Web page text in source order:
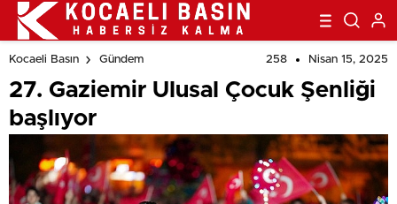
Kocaeli Basın Gündem 258 Nisan 15, 2025
27. Gaziemir Ulusal Çocuk Şenliği
başlıyor